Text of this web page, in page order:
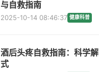
与自救指南
2025-10-14 08:46:37 健康科普
酒后头疼自救指南：科学
式